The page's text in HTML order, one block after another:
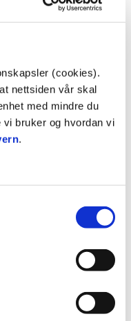
(cookies).
nettsiden vår skal
med mindre du
bruker og hvordan vi
.
til
til etterretning.
har i sin
saken lagt vekt
spilleren. Han vil
spill i Molde